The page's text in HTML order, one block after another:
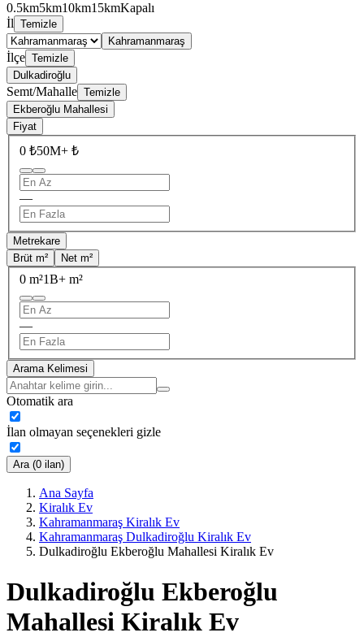
0.5km5km10km15kmKapalı
İl Temizle
Kahramanmaraş
İlçe Temizle
Dulkadiroğlu
Semt/Mahalle Temizle
Ekberoğlu Mahallesi
Fiyat
0 ₺50M+ ₺
—
Metrekare
Brüt m²
Net m²
0 m²1B+ m²
—
Arama Kelimesi
Otomatik ara
İlan olmayan seçenekleri gizle
Ara (0 ilan)
Ana Sayfa
Kiralık Ev
Kahramanmaraş Kiralık Ev
Kahramanmaraş Dulkadiroğlu Kiralık Ev
Dulkadiroğlu Ekberoğlu Mahallesi Kiralık Ev
Dulkadiroğlu Ekberoğlu
Mahallesi Kiralık Ev